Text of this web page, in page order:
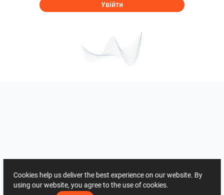
Увійти
Cookies help us deliver the best experience on our website. By
using our website, you agree to the use of cookies.